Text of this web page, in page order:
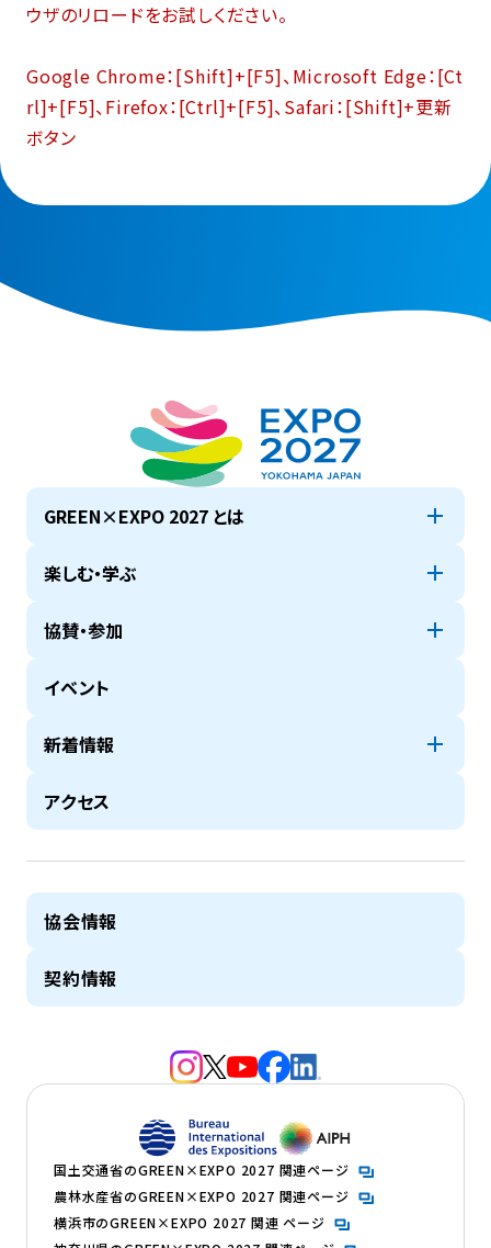
ウザのリロードをお試しください。
Google Chrome：[Shift]+[F5]、Microsoft Edge：[Ct
rl]+[F5]、Firefox：[Ctrl]+[F5]、Safari：[Shift]+更新
ボタン
GREEN×EXPO 2027 とは
楽しむ・学ぶ
協賛・参加
イベント
新着情報
アクセス
協会情報
契約情報
（新規タブで開きます）
（新規タブで開きます）
（新規タブで開きます）
（新規タブで開きます）（新規タブで開きます）
国土交通省のGREEN×EXPO 2027 関連ページ
農林水産省のGREEN×EXPO 2027 関連ページ
横浜市のGREEN×EXPO 2027 関連 ページ